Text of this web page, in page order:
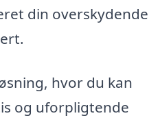
din overskydende
hvor du kan
og uforpligtende